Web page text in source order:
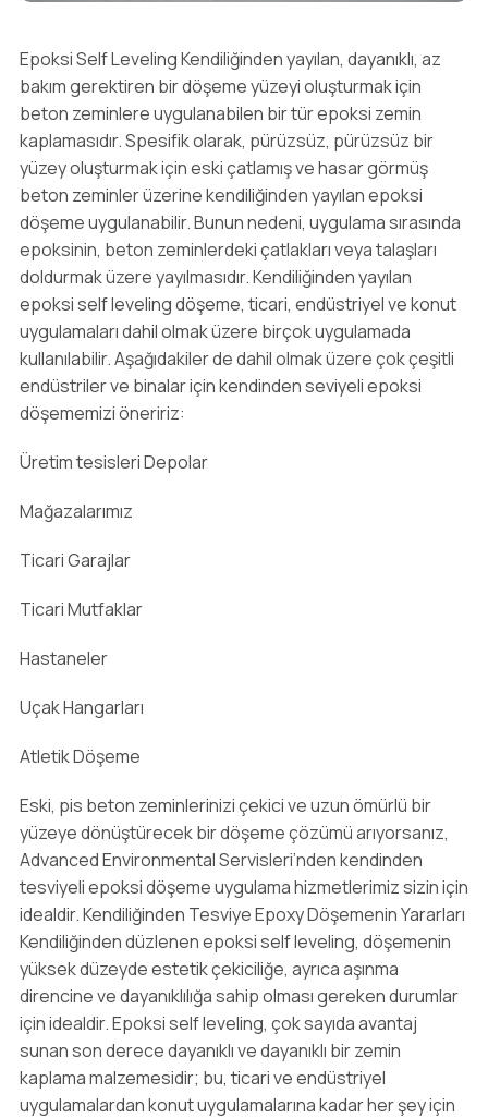
Epoksi Self Leveling Kendiliğinden yayılan, dayanıklı, az
bakım gerektiren bir döşeme yüzeyi oluşturmak için
beton zeminlere uygulanabilen bir tür epoksi zemin
kaplamasıdır. Spesifik olarak, pürüzsüz, pürüzsüz bir
yüzey oluşturmak için eski çatlamış ve hasar görmüş
beton zeminler üzerine kendiliğinden yayılan epoksi
döşeme uygulanabilir. Bunun nedeni, uygulama sırasında
epoksinin, beton zeminlerdeki çatlakları veya talaşları
doldurmak üzere yayılmasıdır. Kendiliğinden yayılan
epoksi self leveling döşeme, ticari, endüstriyel ve konut
uygulamaları dahil olmak üzere birçok uygulamada
kullanılabilir. Aşağıdakiler de dahil olmak üzere çok çeşitli
endüstriler ve binalar için kendinden seviyeli epoksi
döşememizi öneririz:
Üretim tesisleri Depolar
Mağazalarımız
Ticari Garajlar
Ticari Mutfaklar
Hastaneler
Uçak Hangarları
Atletik Döşeme
Eski, pis beton zeminlerinizi çekici ve uzun ömürlü bir
yüzeye dönüştürecek bir döşeme çözümü arıyorsanız,
Advanced Environmental Servisleri’nden kendinden
tesviyeli epoksi döşeme uygulama hizmetlerimiz sizin için
idealdir. Kendiliğinden Tesviye Epoxy Döşemenin Yararları
Kendiliğinden düzlenen epoksi self leveling, döşemenin
yüksek düzeyde estetik çekiciliğe, ayrıca aşınma
direncine ve dayanıklılığa sahip olması gereken durumlar
için idealdir. Epoksi self leveling, çok sayıda avantaj
sunan son derece dayanıklı ve dayanıklı bir zemin
kaplama malzemesidir; bu, ticari ve endüstriyel
uygulamalardan konut uygulamalarına kadar her şey için